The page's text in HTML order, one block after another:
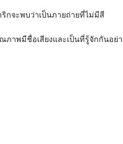
กจะพบว่าเป็นภายถ่ายที่ไม่มีสี
ภาพมีชื่อเสียงและเป็นที่รู้จักกันอย่